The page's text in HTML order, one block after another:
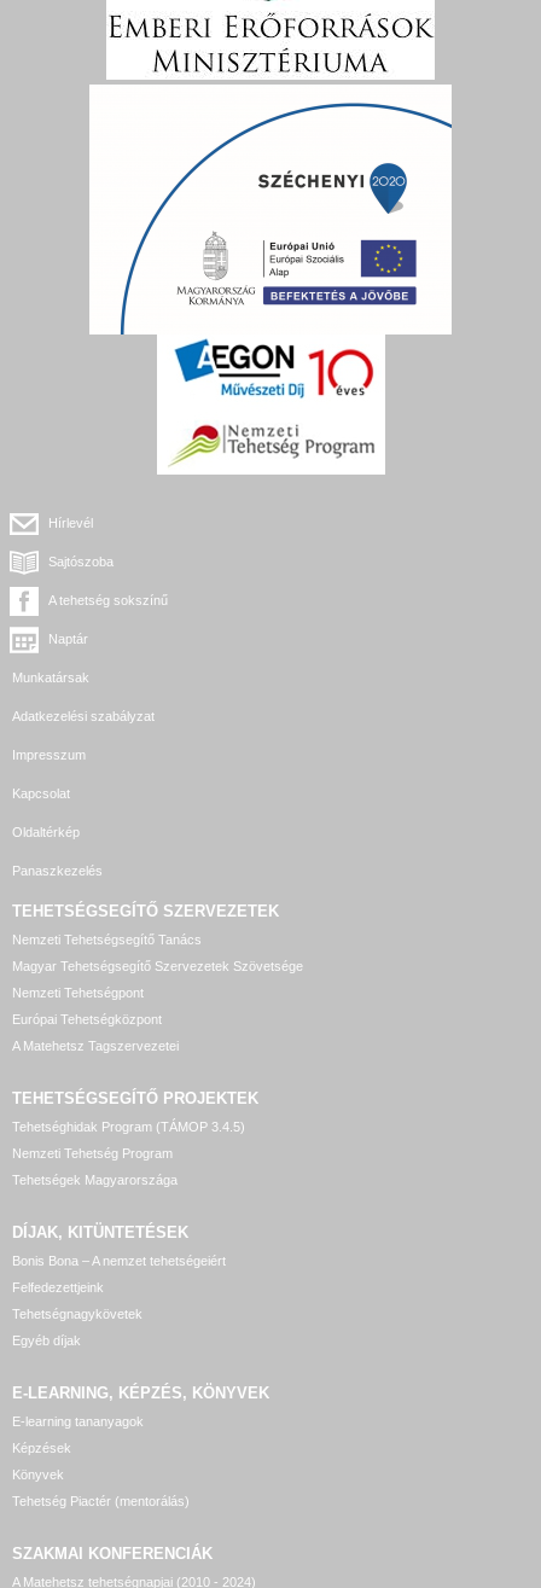
Hírlevél
Sajtószoba
A tehetség sokszínű
Naptár
Munkatársak
Adatkezelési szabályzat
Impresszum
Kapcsolat
Oldaltérkép
Panaszkezelés
TEHETSÉGSEGÍTŐ SZERVEZETEK
Nemzeti Tehetségsegítő Tanács
Magyar Tehetségsegítő Szervezetek Szövetsége
Nemzeti Tehetségpont
Európai Tehetségközpont
A Matehetsz Tagszervezetei
TEHETSÉGSEGÍTŐ PROJEKTEK
Tehetséghidak Program (TÁMOP 3.4.5)
Nemzeti Tehetség Program
Tehetségek Magyarországa
DÍJAK, KITÜNTETÉSEK
Bonis Bona – A nemzet tehetségeiért
Felfedezettjeink
Tehetségnagykövetek
Egyéb díjak
E-LEARNING, KÉPZÉS, KÖNYVEK
E-learning tananyagok
Képzések
Könyvek
Tehetség Piactér (mentorálás)
SZAKMAI KONFERENCIÁK
A Matehetsz tehetségnapjai (2010 - 2024)